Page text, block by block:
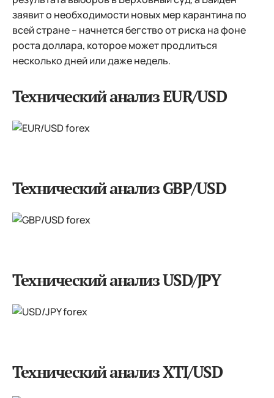
заявит о необходимости новых мер карантина по
всей стране – начнется бегство от риска на фоне
роста доллара, которое может продлиться
несколько дней или даже недель.
Технический анализ EUR/USD
Технический анализ GBP/USD
Технический анализ USD/JPY
Технический анализ XTI/USD